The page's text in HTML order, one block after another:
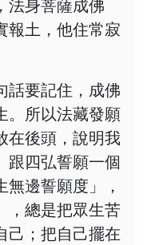
法身菩薩成佛
報土，他住常寂
要記住，成佛
。所以法藏發願
在後頭，說明我
跟四弘誓願一個
邊誓願度」，
，總是把眾生苦
己；把自己擺在